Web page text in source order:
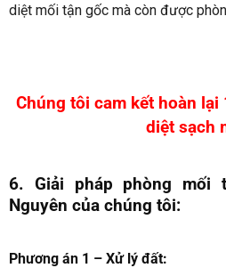
diệt mối tận gốc mà còn được
Chúng tôi cam kết hoàn lại
diệt sạch
6. Giải pháp phòng
Nguyên của chúng tôi:
Phương án 1 – Xử lý đất: